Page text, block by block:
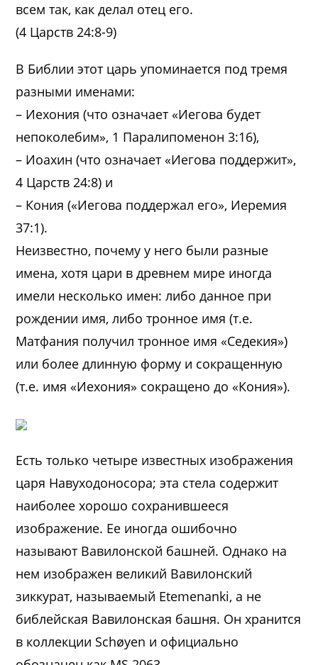
всем так, как делал отец его.
(4 Царств 24:8-9)
В Библии этот царь упоминается под тремя
разными именами:
– Иехония (что означает «Иегова будет
непоколебим», 1 Паралипоменон 3:16),
– Иоахин (что означает «Иегова поддержит»,
4 Царств 24:8) и
– Кония («Иегова поддержал его», Иеремия
37:1).
Неизвестно, почему у него были разные
имена, хотя цари в древнем мире иногда
имели несколько имен: либо данное при
рождении имя, либо тронное имя (т.е.
Матфания получил тронное имя «Седекия»)
или более длинную форму и сокращенную
(т.е. имя «Иехония» сокращено до «Кония»).
Есть только четыре известных изображения
царя Навуходоносора; эта стела содержит
наиболее хорошо сохранившееся
изображение. Ее иногда ошибочно
называют Вавилонской башней. Однако на
нем изображен великий Вавилонский
зиккурат, называемый Etemenanki, а не
библейская Вавилонская башня. Он хранится
в коллекции Schøyen и официально